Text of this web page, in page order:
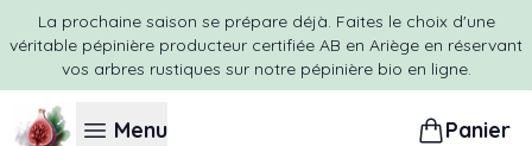
La prochaine saison se prépare déjà. Faites le choix d'une
véritable pépinière producteur certifiée AB en Ariège en réservant
vos arbres rustiques sur notre pépinière bio en ligne.
Menu Panier